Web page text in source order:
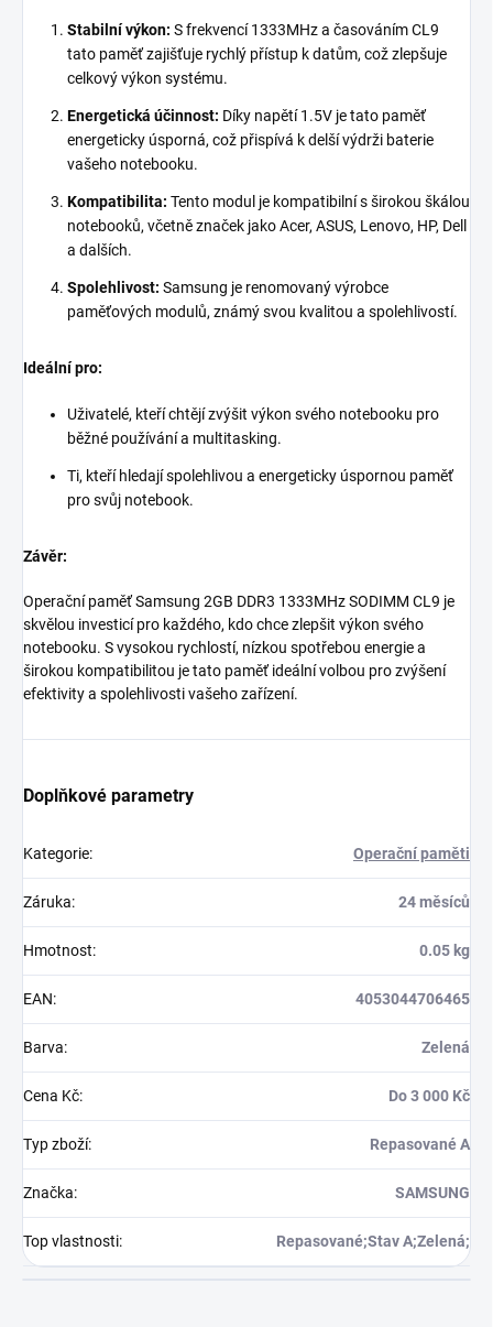
Stabilní výkon: S frekvencí 1333MHz a časováním CL9
tato paměť zajišťuje rychlý přístup k datům, což zlepšuje
celkový výkon systému.
Energetická účinnost: Díky napětí 1.5V je tato paměť
energeticky úsporná, což přispívá k delší výdrži baterie
vašeho notebooku.
Kompatibilita: Tento modul je kompatibilní s širokou škálou
notebooků, včetně značek jako Acer, ASUS, Lenovo, HP, Dell
a dalších.
Spolehlivost: Samsung je renomovaný výrobce
paměťových modulů, známý svou kvalitou a spolehlivostí.
Ideální pro:
Uživatelé, kteří chtějí zvýšit výkon svého notebooku pro
běžné používání a multitasking.
Ti, kteří hledají spolehlivou a energeticky úspornou paměť
pro svůj notebook.
Závěr:
Operační paměť Samsung 2GB DDR3 1333MHz SODIMM CL9 je
skvělou investicí pro každého, kdo chce zlepšit výkon svého
notebooku. S vysokou rychlostí, nízkou spotřebou energie a
širokou kompatibilitou je tato paměť ideální volbou pro zvýšení
efektivity a spolehlivosti vašeho zařízení.
Doplňkové parametry
Kategorie: Operační paměti
Záruka: 24 měsíců
Hmotnost: 0.05 kg
EAN: 4053044706465
Barva: Zelená
Cena Kč: Do 3 000 Kč
Typ zboží: Repasované A
Značka: SAMSUNG
Top vlastnosti: Repasované;Stav A;Zelená;